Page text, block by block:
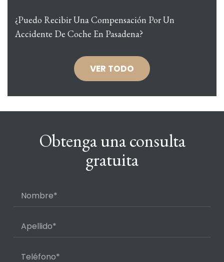
¿Puedo Recibir Una Compensación Por Un
Accidente De Coche En Pasadena?
VER TODO
Obtenga una consulta
gratuita